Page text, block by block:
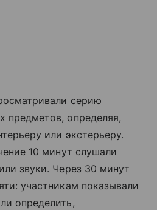
серию
предметов, определяя,
или экстерьеру.
10 минут слушали
звуки. Через 30 минут
участникам показывали
определить,